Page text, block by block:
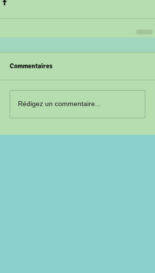
Commentaires
Rédigez un commentaire...